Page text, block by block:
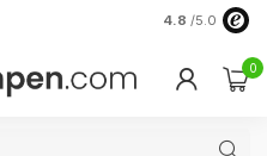
Verzending
4.8 /5.0
0